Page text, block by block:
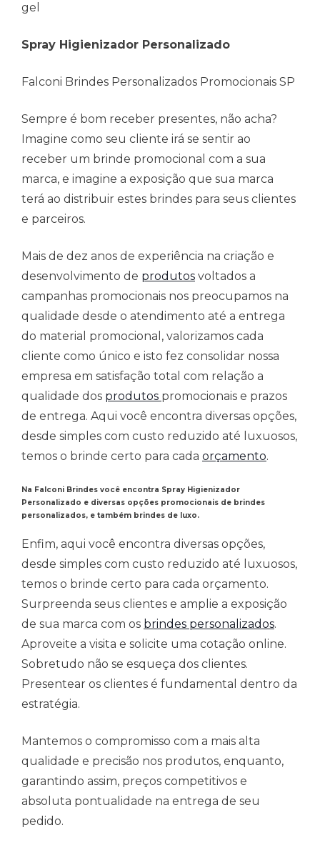
gel
Spray Higienizador Personalizado
Falconi Brindes Personalizados Promocionais SP
Sempre é bom receber presentes, não acha?
Imagine como seu cliente irá se sentir ao
receber um brinde promocional com a sua
marca, e imagine a exposição que sua marca
terá ao distribuir estes brindes para seus clientes
e parceiros.
Mais de dez anos de experiência na criação e
desenvolvimento de produtos voltados a
campanhas promocionais nos preocupamos na
qualidade desde o atendimento até a entrega
do material promocional, valorizamos cada
cliente como único e isto fez consolidar nossa
empresa em satisfação total com relação a
qualidade dos produtos promocionais e prazos
de entrega. Aqui você encontra diversas opções,
desde simples com custo reduzido até luxuosos,
temos o brinde certo para cada orçamento.
Na Falconi Brindes você encontra Spray Higienizador
Personalizado e diversas opções promocionais de brindes
personalizados, e também brindes de luxo.
Enfim, aqui você encontra diversas opções,
desde simples com custo reduzido até luxuosos,
temos o brinde certo para cada orçamento.
Surpreenda seus clientes e amplie a exposição
de sua marca com os brindes personalizados.
Aproveite a visita e solicite uma cotação online.
Sobretudo não se esqueça dos clientes.
Presentear os clientes é fundamental dentro da
estratégia.
Mantemos o compromisso com a mais alta
qualidade e precisão nos produtos, enquanto,
garantindo assim, preços competitivos e
absoluta pontualidade na entrega de seu
pedido.